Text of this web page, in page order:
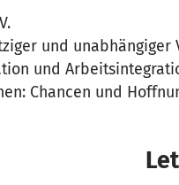
und unabhängiger
und
Chancen und